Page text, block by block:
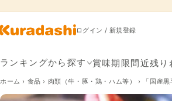
ログイン / 新規登録
ランキングから探す 賞味期限間近残り
ホーム › 食品 › 肉類（牛・豚・鶏・ハム等） › 「国産